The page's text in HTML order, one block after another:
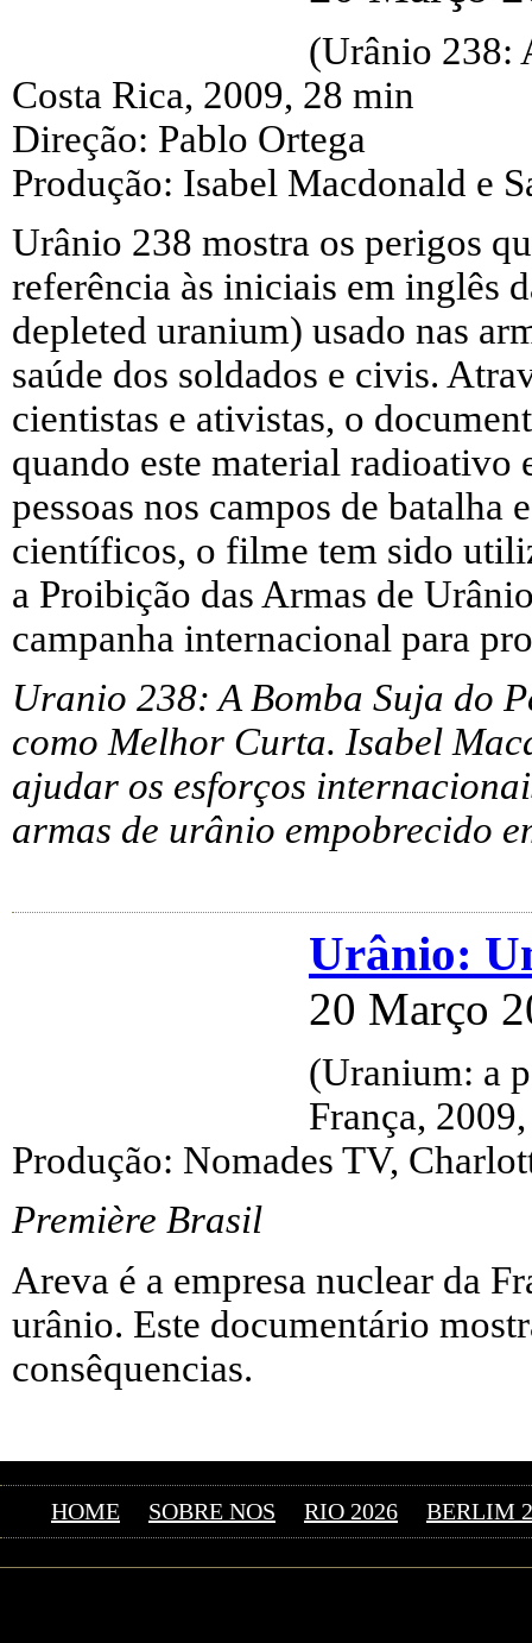
(Urânio 238:
Costa Rica, 2009, 28 min
Direção: Pablo Ortega
Produção: Isabel Macdonald e
Urânio 238 mostra os perigos
referência às iniciais em inglês
depleted uranium) usado nas
saúde dos soldados e civis.
cientistas e ativistas, o
quando este material
pessoas nos campos de batalha
científicos, o filme tem sido
a Proibição das Armas de
campanha internacional para
Uranio 238: A Bomba Suja do
como Melhor Curta. Isabel
ajudar os esforços
armas de urânio empobrecido
Urânio:
20 Março
(Uranium: a
França,
Produção: Nomades TV,
Première Brasil
Areva é a empresa nuclear da
urânio. Este documentário
consêquencias.
HOME SOBRE NOS RIO 2026 BERLIM